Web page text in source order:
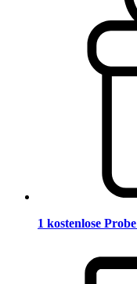
1 kostenlose Probe